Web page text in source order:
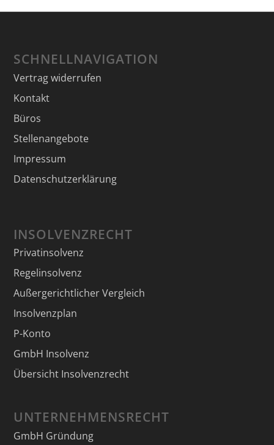
SCHNELLNAVIGATION
Vertrag widerrufen
Kontakt
Büros
Stellenangebote
Impressum
Datenschutzerklärung
INSOLVENZRECHT
Privatinsolvenz
Regelinsolvenz
Außergerichtlicher Vergleich
Insolvenzplan
P-Konto
GmbH Insolvenz
Übersicht Insolvenzrecht
UNTERNEHMENSRECHT
GmbH Gründung